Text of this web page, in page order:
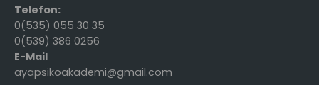
Telefon:
0(535) 055 30 35
0(539) 386 0256
E-Mail
ayapsikoakademi@gmail.com